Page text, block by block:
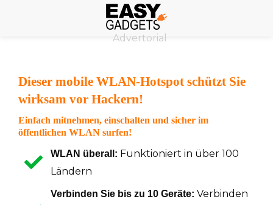
Advertorial
Dieser mobile WLAN-Hotspot schützt Sie
wirksam vor Hackern!
Einfach mitnehmen, einschalten und sicher im
öffentlichen WLAN surfen!
WLAN überall: Funktioniert in über 100
Ländern
Verbinden Sie bis zu 10 Geräte: Verbinden